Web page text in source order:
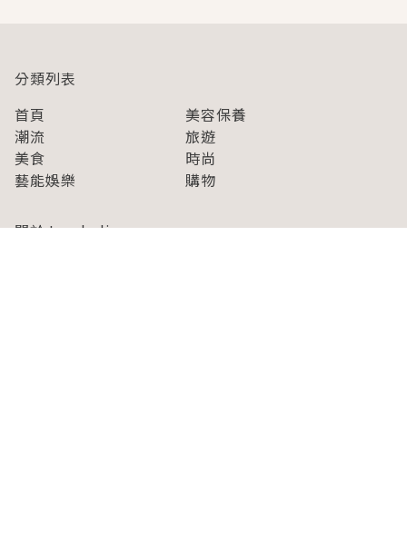
分類列表
首頁
美容保養
潮流
旅遊
美食
時尚
藝能娛樂
購物
關於Japaholic